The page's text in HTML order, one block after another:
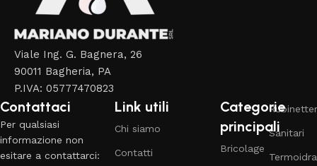
Viale Ing. G. Bagnera, 26
90011 Bagheria, PA
P.IVA: 05777470823
Contattaci
Per qualsiasi
informazione non
esitare a contattarci:
Link utili
Chi siamo
Contatti
Categorie
principali
Bricolage
Sanitari